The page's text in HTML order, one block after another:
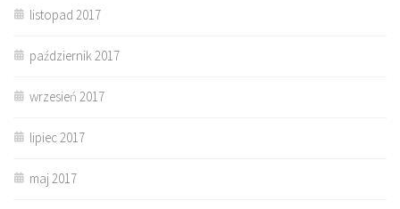
listopad 2017
październik 2017
wrzesień 2017
lipiec 2017
maj 2017